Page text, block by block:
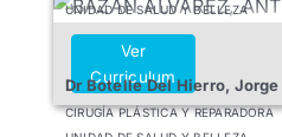
UNIDAD DE SALUD Y BELLEZA
Ver
Curriculum
Dr Botelle Del Hierro, Jorge
CIRUGÍA PLÁSTICA Y REPARADORA